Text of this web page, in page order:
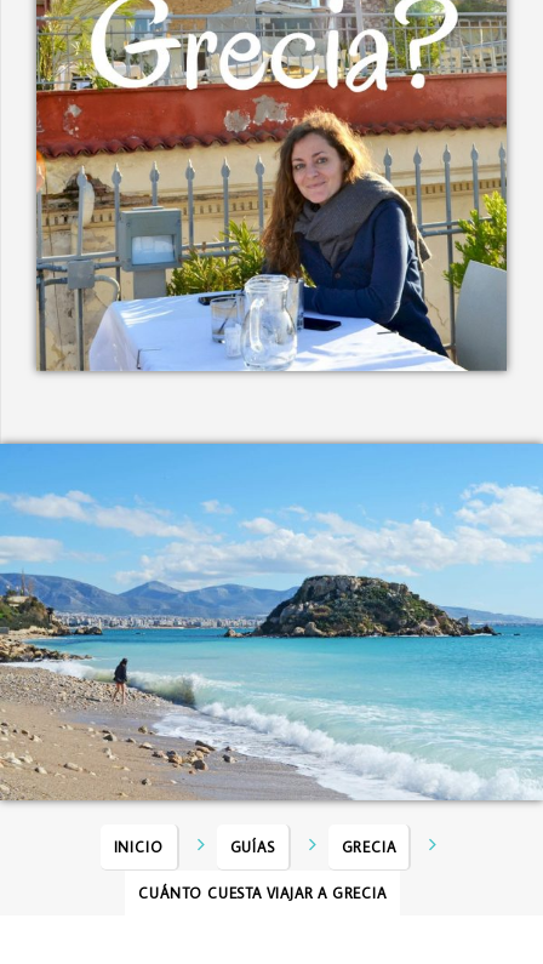
INICIO GUÍAS GRECIA
CUÁNTO CUESTA VIAJAR A GRECIA